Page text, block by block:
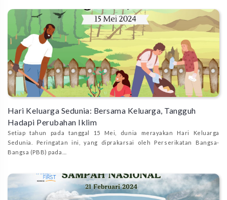
Hari Keluarga Sedunia: Bersama Keluarga, Tangguh
Hadapi Perubahan Iklim
Setiap tahun pada tanggal 15 Mei, dunia merayakan Hari Keluarga
Sedunia. Peringatan ini, yang diprakarsai oleh Perserikatan Bangsa-
Bangsa (PBB) pada…